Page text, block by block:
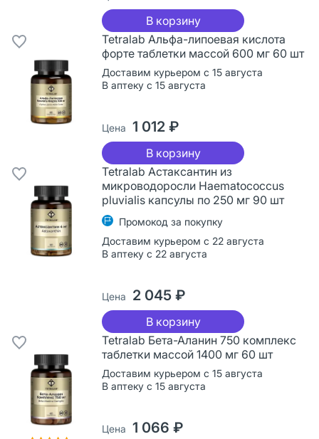
В корзину
Tetralab Альфа-липоевая кислота
форте таблетки массой 600 мг 60 шт
Доставим курьером с 15 августа
В аптеку с 15 августа
Цена 1 012 ₽
В корзину
Tetralab Астаксантин из
микроводоросли Haematococcus
pluvialis капсулы по 250 мг 90 шт
Промокод за покупку
Доставим курьером с 22 августа
В аптеку с 22 августа
Цена 2 045 ₽
В корзину
Tetralab Бета-Аланин 750 комплекс
таблетки массой 1400 мг 60 шт
Доставим курьером с 15 августа
В аптеку с 15 августа
Цена 1 066 ₽